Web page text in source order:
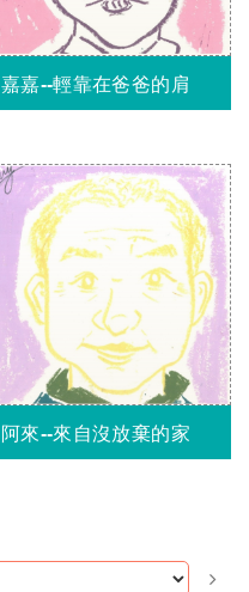
嘉嘉--輕靠在爸爸的肩
阿來--來自沒放棄的家